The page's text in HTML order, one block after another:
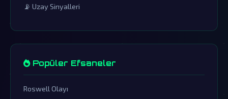
📡 Uzay Sinyalleri
Popüler Efsaneler
Roswell Olayı